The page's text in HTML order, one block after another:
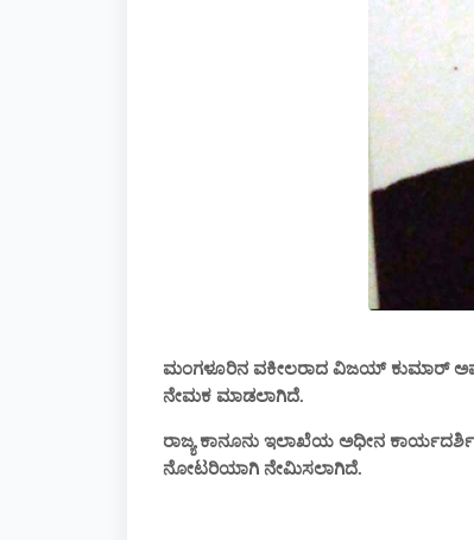
ಮಂಗಳೂರಿನ ವಕೀಲರಾದ ವಿಜಯ್ ಕುಮಾರ್
ನೇಮಕ ಮಾಡಲಾಗಿದೆ.
ರಾಜ್ಯ ಕಾನೂನು ಇಲಾಖೆಯ ಅಧೀನ
ನೋಟರಿಯಾಗಿ ನೇಮಿಸಲಾಗಿದೆ.